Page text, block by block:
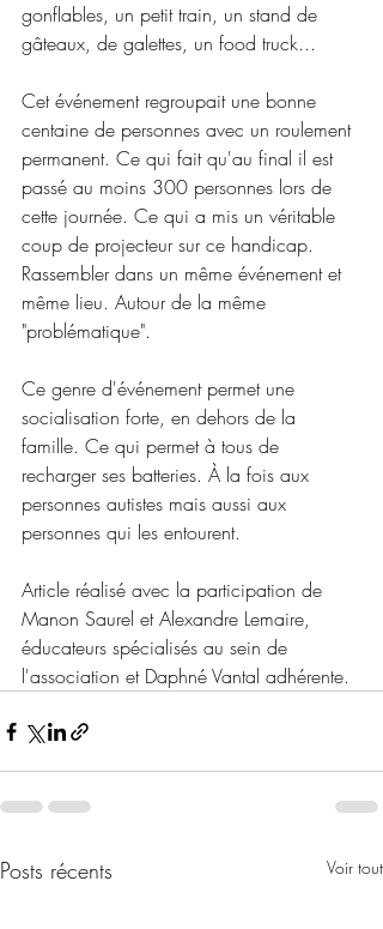
gonflables, un petit train, un stand de
gâteaux, de galettes, un food truck...
Cet événement regroupait une bonne
centaine de personnes avec un roulement
permanent. Ce qui fait qu'au final il est
passé au moins 300 personnes lors de
cette journée. Ce qui a mis un véritable
coup de projecteur sur ce handicap.
Rassembler dans un même événement et
même lieu. Autour de la même
"problématique".
Ce genre d'événement permet une
socialisation forte, en dehors de la
famille. Ce qui permet à tous de
recharger ses batteries. À la fois aux
personnes autistes mais aussi aux
personnes qui les entourent.
Article réalisé avec la participation de
Manon Saurel et Alexandre Lemaire,
éducateurs spécialisés au sein de
l'association et Daphné Vantal adhérente.
Posts récents Voir tout